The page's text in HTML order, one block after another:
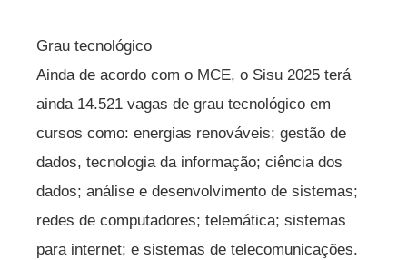
Grau tecnológico
Ainda de acordo com o MCE, o Sisu 2025 terá
ainda 14.521 vagas de grau tecnológico em
cursos como: energias renováveis; gestão de
dados, tecnologia da informação; ciência dos
dados; análise e desenvolvimento de sistemas;
redes de computadores; telemática; sistemas
para internet; e sistemas de telecomunicações.